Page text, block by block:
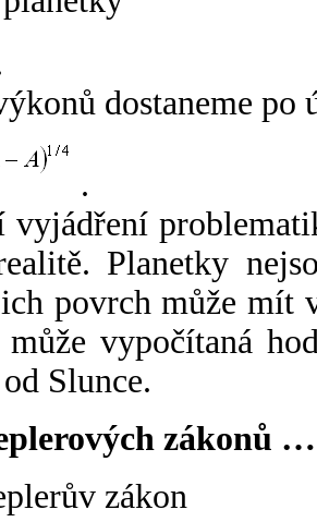
dostaneme po
.
vyjádření
Planetky
povrch může mít
může vypočítaná
Slunce.
zákonů …
zákon